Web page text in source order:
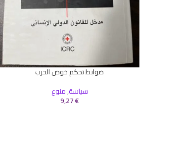
إضافة إلى السلةضوابط تحكم خوض الحرب
سياسة,منوع
9,27€